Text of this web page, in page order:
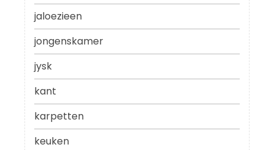
jaloezieen
jongenskamer
jysk
kant
karpetten
keuken